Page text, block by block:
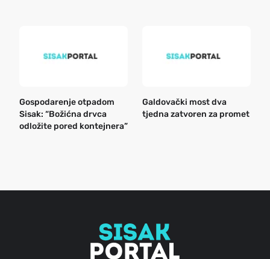
Gospodarenje otpadom
Sisak: “Božićna drvca
odložite pored kontejnera”
Galdovački most dva
tjedna zatvoren za promet